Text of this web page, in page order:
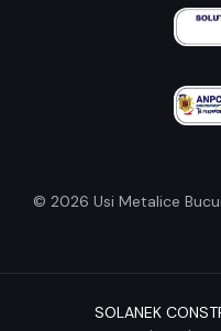
© 2026 Usi Metalice
SOLANEK